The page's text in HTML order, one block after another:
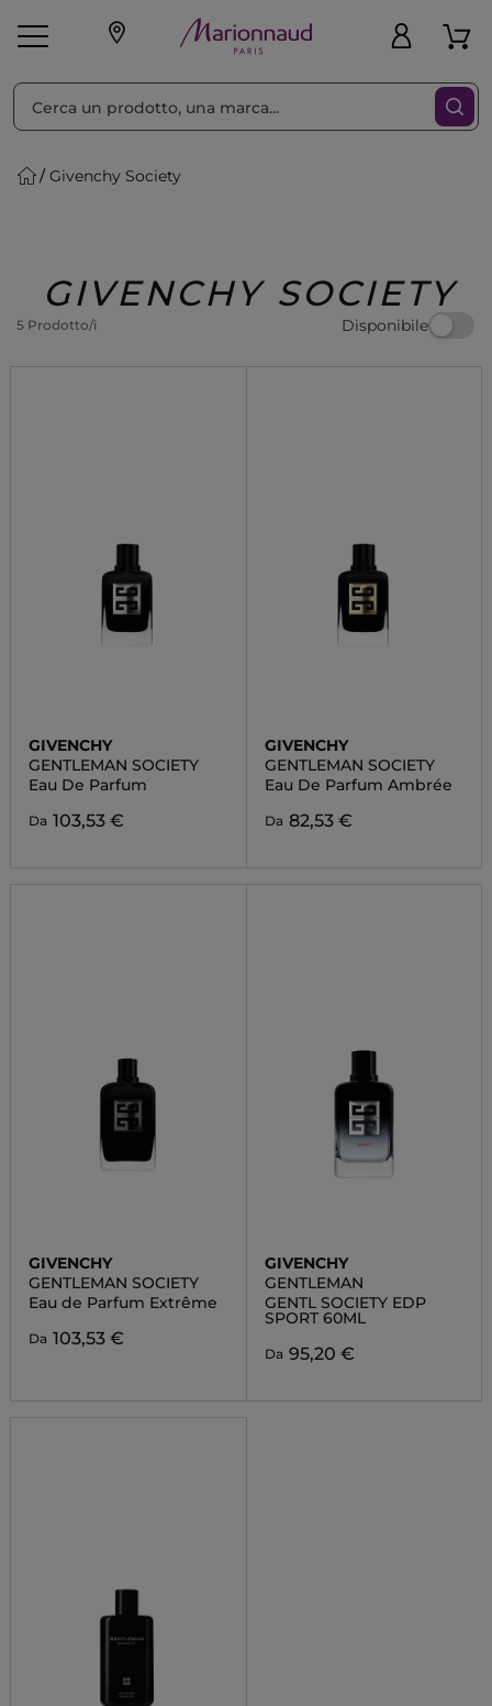
Make-up Profumi
Regalo
Givenchy Society
GIVENCHY SOCIETY
5 Prodotto/i Disponibile
Ordina per Filtra
GIVENCHY
GENTLEMAN SOCIETY
Eau De Parfum
Da 103,53 €
GIVENCHY
GENTLEMAN SOCIETY
Eau De Parfum Ambrée
Da 82,53 €
GIVENCHY
GENTLEMAN SOCIETY
Eau de Parfum Extrême
Da 103,53 €
GIVENCHY
GENTLEMAN
GENTL SOCIETY EDP
SPORT 60ML
Da 95,20 €